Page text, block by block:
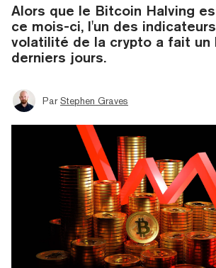
Alors que le Bitcoin Halving
ce mois-ci, l'un des
volatilité de la crypto a fait un
derniers jours.
Par Stephen Graves